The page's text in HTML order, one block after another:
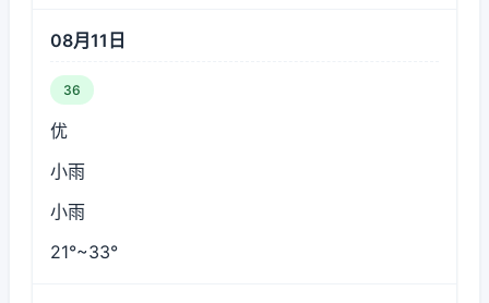
08月11日
36
优
小雨
小雨
21°~33°